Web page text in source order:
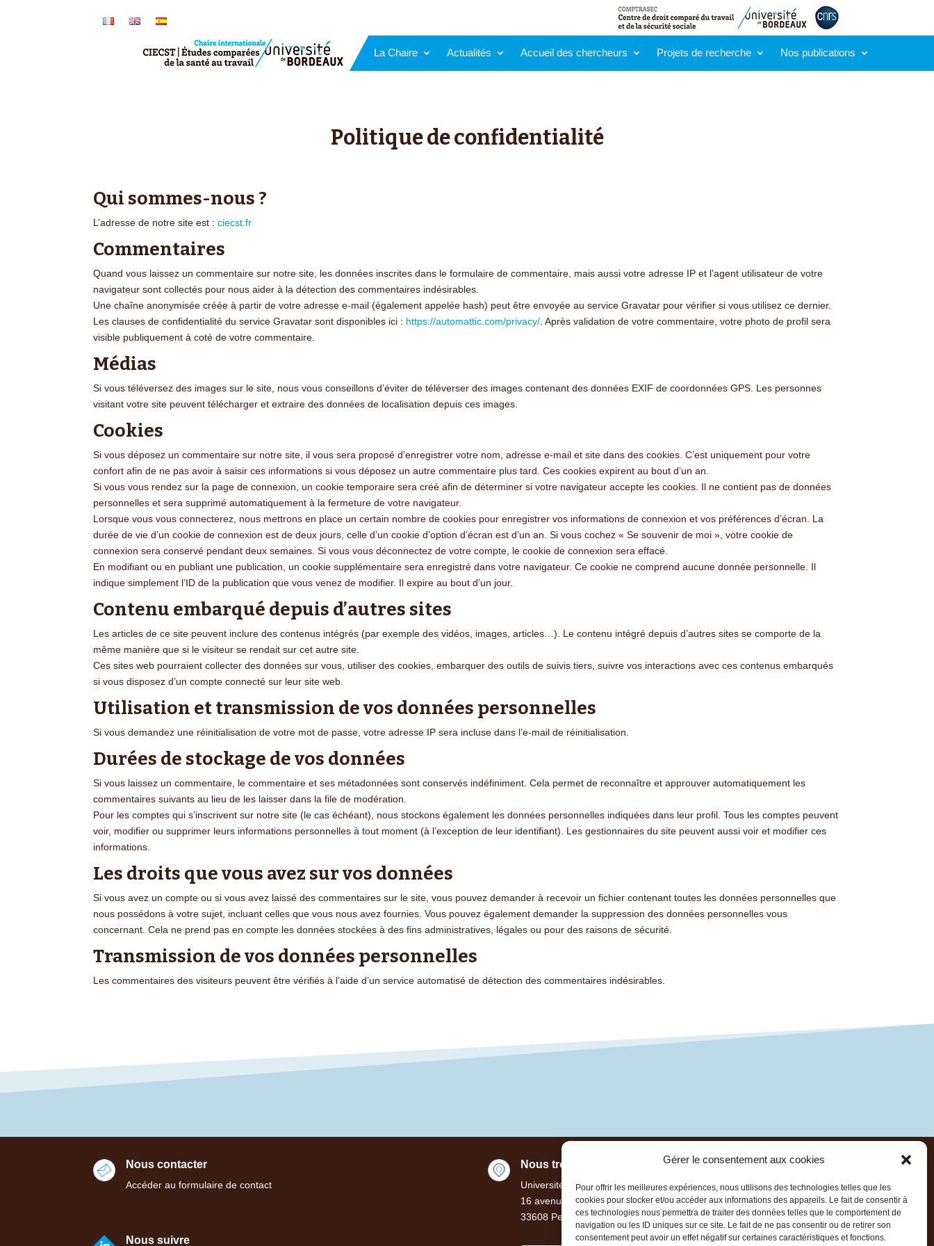
Gérer le consentement aux cookies
Pour offrir les meilleures expériences, nous utilisons des technologies telles que les
cookies pour stocker et/ou accéder aux informations des appareils. Le fait de consentir à
ces technologies nous permettra de traiter des données telles que le comportement de
navigation ou les ID uniques sur ce site. Le fait de ne pas consentir ou de retirer son
consentement peut avoir un effet négatif sur certaines caractéristiques et fonctions.
La Chaire Actualités Accueil des chercheurs Projets de recherche Nos publications
Politique de confidentialité
Qui sommes-nous ?
L’adresse de notre site est :ciecst.fr
Commentaires
Quand vous laissez un commentaire sur notre site, les données inscrites dans le formulaire de commentaire, mais aussi votre adresse IP et l’agent utilisateur de votre
navigateur sont collectés pour nous aider à la détection des commentaires indésirables.
Une chaîne anonymisée créée à partir de votre adresse e-mail (également appelée hash) peut être envoyée au service Gravatar pour vérifier si vous utilisez ce dernier.
Les clauses de confidentialité du service Gravatar sont disponibles ici : https://automattic.com/privacy/ . Après validation de votre commentaire, votre photo de profil sera
visible publiquement à coté de votre commentaire.
Médias
Si vous téléversez des images sur le site, nous vous conseillons d’éviter de téléverser des images contenant des données EXIF de coordonnées GPS. Les personnes
visitant votre site peuvent télécharger et extraire des données de localisation depuis ces images.
Cookies
Si vous déposez un commentaire sur notre site, il vous sera proposé d’enregistrer votre nom, adresse e-mail et site dans des cookies. C’est uniquement pour votre
confort afin de ne pas avoir à saisir ces informations si vous déposez un autre commentaire plus tard. Ces cookies expirent au bout d’un an.
Si vous vous rendez sur la page de connexion, un cookie temporaire sera créé afin de déterminer si votre navigateur accepte les cookies. Il ne contient pas de données
personnelles et sera supprimé automatiquement à la fermeture de votre navigateur.
Lorsque vous vous connecterez, nous mettrons en place un certain nombre de cookies pour enregistrer vos informations de connexion et vos préférences d’écran. La
durée de vie d’un cookie de connexion est de deux jours, celle d’un cookie d’option d’écran est d’un an. Si vous cochez « Se souvenir de moi », votre cookie de
connexion sera conservé pendant deux semaines. Si vous vous déconnectez de votre compte, le cookie de connexion sera effacé.
En modifiant ou en publiant une publication, un cookie supplémentaire sera enregistré dans votre navigateur. Ce cookie ne comprend aucune donnée personnelle. Il
indique simplement l’ID de la publication que vous venez de modifier. Il expire au bout d’un jour.
Contenu embarqué depuis d’autres sites
Les articles de ce site peuvent inclure des contenus intégrés (par exemple des vidéos, images, articles…). Le contenu intégré depuis d’autres sites se comporte de la
même manière que si le visiteur se rendait sur cet autre site.
Ces sites web pourraient collecter des données sur vous, utiliser des cookies, embarquer des outils de suivis tiers, suivre vos interactions avec ces contenus embarqués
si vous disposez d’un compte connecté sur leur site web.
Utilisation et transmission de vos données personnelles
Si vous demandez une réinitialisation de votre mot de passe, votre adresse IP sera incluse dans l’e-mail de réinitialisation.
Durées de stockage de vos données
Si vous laissez un commentaire, le commentaire et ses métadonnées sont conservés indéfiniment. Cela permet de reconnaître et approuver automatiquement les
commentaires suivants au lieu de les laisser dans la file de modération.
Pour les comptes qui s’inscrivent sur notre site (le cas échéant), nous stockons également les données personnelles indiquées dans leur profil. Tous les comptes peuvent
voir, modifier ou supprimer leurs informations personnelles à tout moment (à l’exception de leur identifiant). Les gestionnaires du site peuvent aussi voir et modifier ces
informations.
Les droits que vous avez sur vos données
Si vous avez un compte ou si vous avez laissé des commentaires sur le site, vous pouvez demander à recevoir un fichier contenant toutes les données personnelles que
nous possédons à votre sujet, incluant celles que vous nous avez fournies. Vous pouvez également demander la suppression des données personnelles vous
concernant. Cela ne prend pas en compte les données stockées à des fins administratives, légales ou pour des raisons de sécurité.
Transmission de vos données personnelles
Les commentaires des visiteurs peuvent être vérifiés à l’aide d’un service automatisé de détection des commentaires indésirables.
Nous contacter
Accéder au formulaire de contact
Nous suivre
Nous trouver ou nous écrire par courrier
Université de Bordeaux –COMPTRASEC– Bureau : C3-113
16 avenue Léon Duguit – Bât. C3– CS50057
33608 Pessac Cedex – France